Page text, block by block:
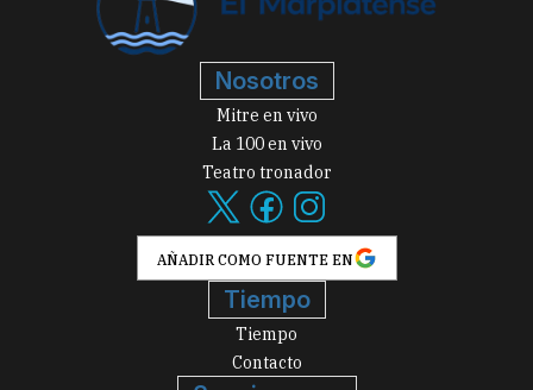
Nosotros
Mitre en vivo
La 100 en vivo
Teatro tronador
AÑADIR COMO FUENTE EN
Tiempo
Tiempo
Contacto